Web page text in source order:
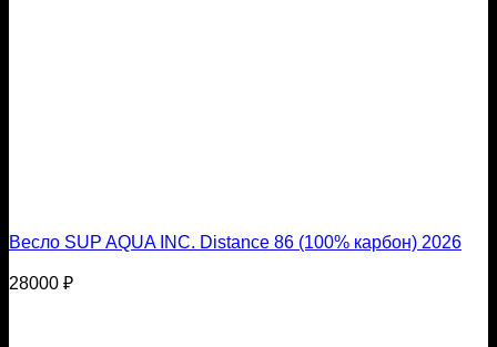
Весло SUP AQUA INC. Distance 86 (100% карбон) 2026
28000 ₽